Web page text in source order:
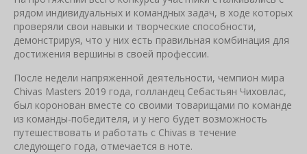
рядом индивидуальных и командных задач, в ходе которых
проверяли свои навыки и творческие способности,
демонстрируя, что у них есть правильная комбинация для
достижения вершины в своей профессии.
После недели напряженной деятельности, чемпион мира
Chivas Masters 2019 года, голландец Себастьян Чиховлас,
был коронован вместе со своими товарищами по команде
из команды-победителя, и у него будет возможность
путешествовать и работать с Chivas в течение
следующего года, отмечается в ноте.